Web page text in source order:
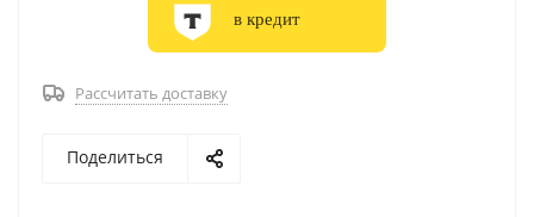
в кредит
Рассчитать доставку
Поделиться